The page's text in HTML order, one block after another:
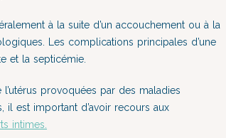
à la suite d’un accouchement ou à la
Les complications principales d’une
et la septicémie.
provoquées par des maladies
il est important d’avoir recours aux
intimes.